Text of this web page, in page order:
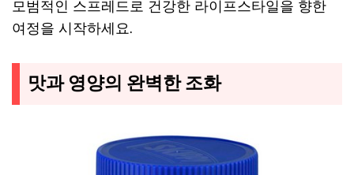
모범적인 스프레드로 건강한 라이프스타일을 향한
여정을 시작하세요.
맛과 영양의 완벽한 조화